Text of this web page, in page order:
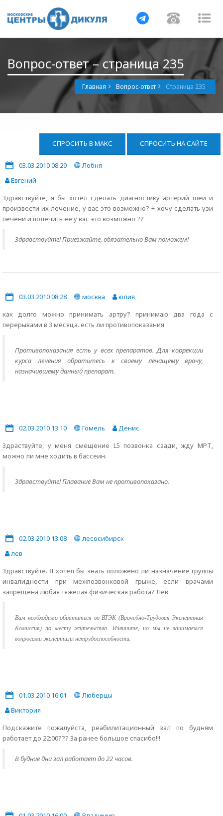
Навигация
Вопрос-ответ – страница 235
Главная Вопрос-ответ Страница 235
СПРОСИТЬ В МАКС СПРОСИТЬ НА САЙТЕ
03.03.2010 08:29
Лобня
Евгений
Здравствуйте, я бы хотел сделать диагностику артерий шеи и
произвести их лечение, у вас это возможно? + хочу сделать узи
печени и полечить ее у вас это возможно ??
Здравствуйте! Приезжайте, обязательно Вам поможем!
03.03.2010 08:28 москва
юлия
как долго можно принимать артру? принимаю два года с
перерывами в 3 месяца. есть ли противопоказания
Противопоказания есть у всех препаратов. Для коррекции
курса лечения обратитесь к своему лечащему врачу,
назначившему данный препарат.
02.03.2010 13:10 Гомель
Денис
Здраствуйте, у меня смещение L5 позвонка сзади, жду МРТ,
можно ли мне ходить в бассеин.
Здравствуйте! Плавание Вам не противопоказано.
02.03.2010 13:08
лесосибирск
лев
Здравствуйте. Я хотел бы знать положено ли назначение группы
инвалидности при межпозвонковой грыже, если врачами
запрещена любая тяжёлая физическая работа? Лев.
Вам необходимо обратиться во ВТЭК (Врачебно-Трудовая Экспертная
Комиссия) по месту жительства. Извините, но мы не занимаемся
вопросами экспертизы нетрудоспособности.
01.03.2010 16:01
Люберцы
Виктория
Подскажите пожалуйста, реабилитационный зал по будням
работает до 22:00??? За ранее большое спасибо!!!
В будние дни зал работает до 22 часов.